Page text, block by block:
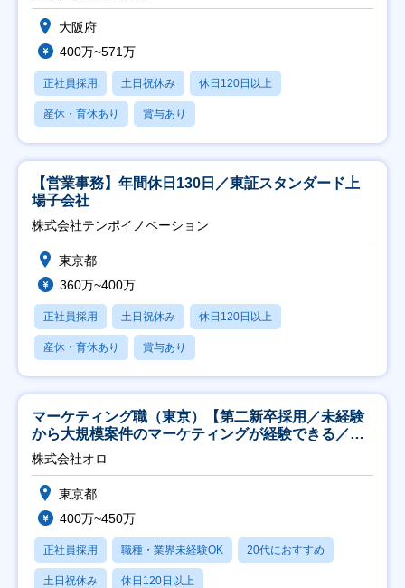
大阪府
400万~571万
正社員採用 土日祝休み 休日120日以上
産休・育休あり 賞与あり
【営業事務】年間休日130日／東証スタンダード上
場子会社
株式会社テンポイノベーション
東京都
360万~400万
正社員採用 土日祝休み 休日120日以上
産休・育休あり 賞与あり
マーケティング職（東京）【第二新卒採用／未経験
から大規模案件のマーケティングが経験できる／研
修充実】
株式会社オロ
東京都
400万~450万
正社員採用 職種・業界未経験OK 20代におすすめ
土日祝休み 休日120日以上